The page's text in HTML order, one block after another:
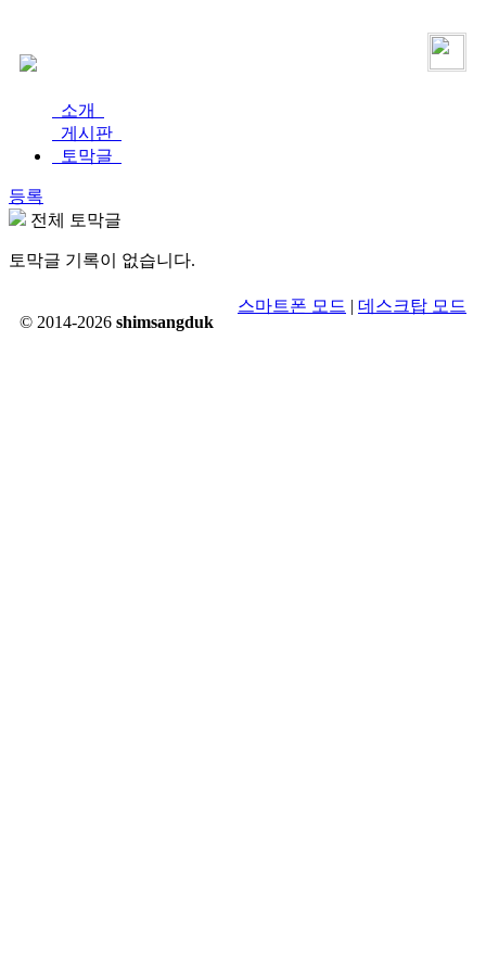
소개
게시판
토막글
등록
전체 토막글
토막글 기록이 없습니다.
© 2014-2026 shimsangduk
스마트폰 모드 | 데스크탑 모드